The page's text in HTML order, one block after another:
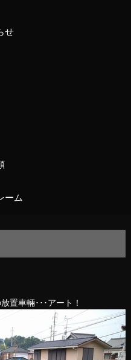
せ
ーム
置車輛･･･アート！